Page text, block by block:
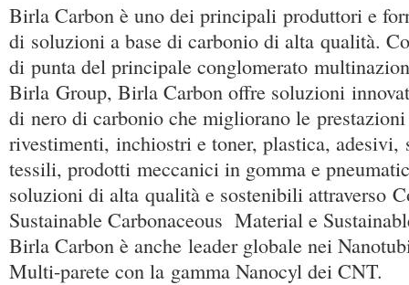
Birla Carbon è uno dei principali produttori e
di soluzioni a base di carbonio di alta qualità.
di punta del principale conglomerato
Birla Group, Birla Carbon offre soluzioni
di nero di carbonio che migliorano le
rivestimenti, inchiostri e toner, plastica,
tessili, prodotti meccanici in gomma e
soluzioni di alta qualità e sostenibili attraverso
Sustainable Carbonaceous Material e
Birla Carbon è anche leader globale nei
Multi-parete con la gamma Nanocyl dei CNT.